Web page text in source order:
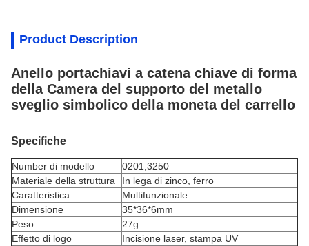
Product Description
Anello portachiavi a catena chiave di forma
della Camera del supporto del metallo
sveglio simbolico della moneta del carrello
Specifiche
Number di modello
0201,3250
Materiale della struttura
In lega di zinco , ferro
Caratteristica
Multifunzionale
Dimensione
35*36*6mm
Peso
27g
Effetto di logo
Incisione laser, stampa UV